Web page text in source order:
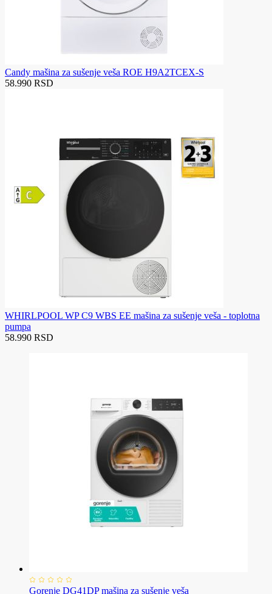
Candy mašina za sušenje veša ROE H9A2TCEX-S
58.990 RSD
WHIRLPOOL WP C9 WBS EE mašina za sušenje veša - toplotna
pumpa
58.990 RSD
Gorenje DG41DP mašina za sušenje veša